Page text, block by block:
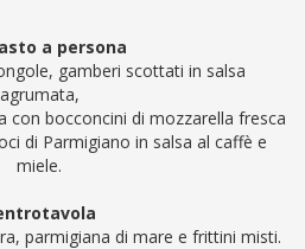
a persona
gamberi scottati in salsa
agrumata,
con bocconcini di mozzarella fresca
di Parmigiano in salsa al caffè e
miele.
parmigiana di mare e frittini misti.